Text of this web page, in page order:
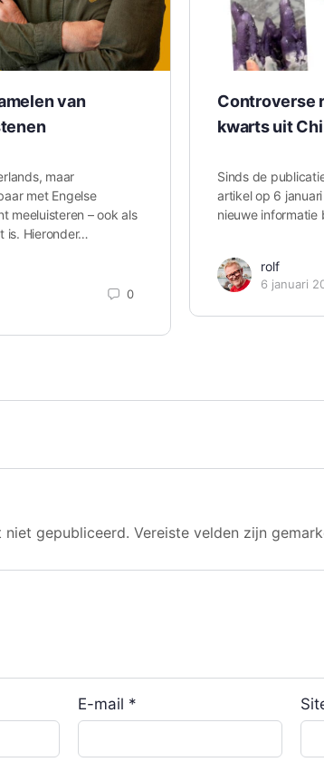
van
maar
met Engelse
meeluisteren – ook als
is. Hieronder…
0
Controverse
kwarts uit
Sinds de
artikel op 6
nieuwe
rolf
6 januari
gepubliceerd. Vereiste velden zijn
E-mail *